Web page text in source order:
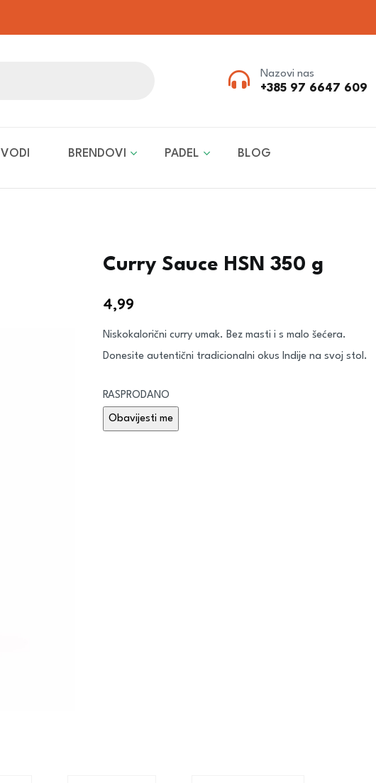
Nazovi nas
+385 97 6647 609
BRENDOVI PADEL BLOG
Curry Sauce HSN 350 g
4,99
Niskokalorični curry umak. Bez masti i s malo šećera.
Donesite autentični tradicionalni okus Indije na svoj stol.
RASPRODANO